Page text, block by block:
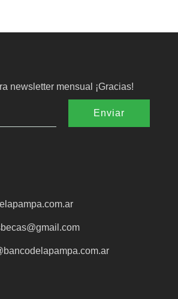
newsletter mensual ¡Gracias!
Enviar